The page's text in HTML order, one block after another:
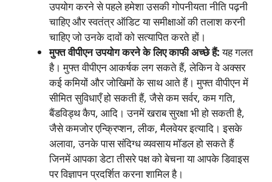
उपयोग करने से पहले हमेशा उसकी गोपनीयता नीति पढ़नी
चाहिए और स्वतंत्र ऑडिट या समीक्षाओं की तलाश करनी
चाहिए जो उनके दावों को सत्यापित करते हों।
मुफ्त वीपीएन उपयोग करने के लिए काफी अच्छे हैं:यह गलत
है। मुफ्त वीपीएन आकर्षक लग सकते हैं, लेकिन वे अक्सर
कई कमियों और जोखिमों के साथ आते हैं। मुफ्त वीपीएन में
सीमित सुविधाएँ हो सकती हैं, जैसे कम सर्वर, कम गति,
बैंडविड्थ कैप, आदि। उनमें खराब सुरक्षा भी हो सकती है,
जैसे कमजोर एन्क्रिप्शन, लीक, मैलवेयर इत्यादि। इसके
अलावा, उनके पास संदिग्ध व्यवसाय मॉडल हो सकते हैं
जिनमें आपका डेटा तीसरे पक्ष को बेचना या आपके डिवाइस
पर विज्ञापन प्रदर्शित करना शामिल है।